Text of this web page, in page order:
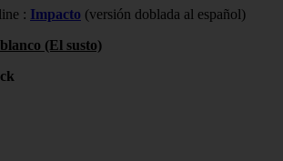
: Impacto (versión doblada al español)
(El susto)